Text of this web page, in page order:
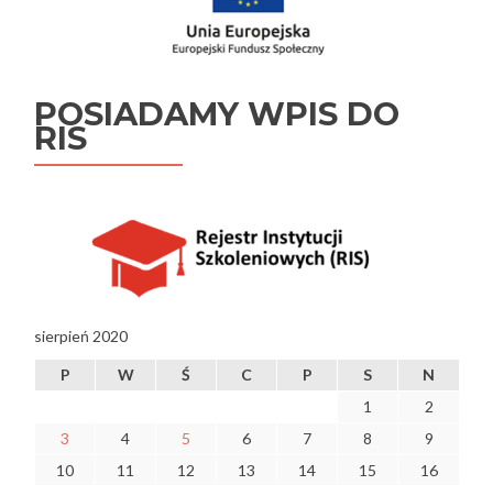
POSIADAMY WPIS DO
RIS
sierpień 2020
P W Ś C P S
N
1
2
3
4 5 6 7 8
9
10
11 12 13 14 15
16